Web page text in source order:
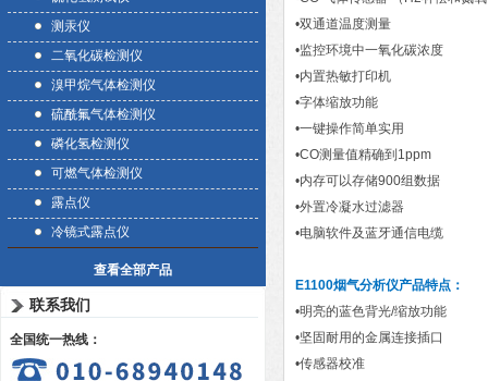
测汞仪
二氧化碳检测仪
溴甲烷气体检测仪
硫酰氟气体检测仪
磷化氢检测仪
可燃气体检测仪
露点仪
冷镜式露点仪
查看全部产品
联系我们
全国统一热线：
•双通道温度测量
•监控环境中一氧化碳浓度
•内置热敏打印机
•字体缩放功能
•一键操作简单实用
•CO测量值精确到1ppm
•内存可以存储900组数据
•外置冷凝水过滤器
•电脑软件及蓝牙通信电缆
E1100烟气分析仪产品特点：
•明亮的蓝色背光/缩放功能
•坚固耐用的金属连接插口
•传感器校准